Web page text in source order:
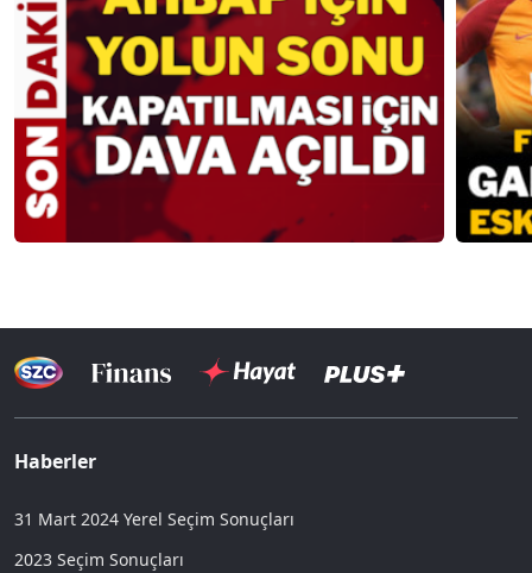
Haberler
31 Mart 2024 Yerel Seçim Sonuçları
2023 Seçim Sonuçları